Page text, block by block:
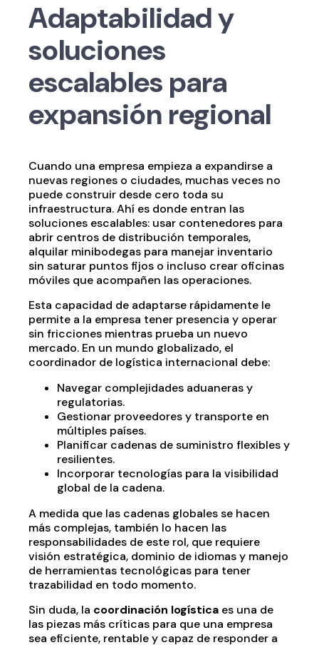
Adaptabilidad y
soluciones
escalables para
expansión regional
Cuando una empresa empieza a expandirse a
nuevas regiones o ciudades, muchas veces no
puede construir desde cero toda su
infraestructura. Ahí es donde entran las
soluciones escalables: usar contenedores para
abrir centros de distribución temporales,
alquilar minibodegas para manejar inventario
sin saturar puntos fijos o incluso crear oficinas
móviles que acompañen las operaciones.
Esta capacidad de adaptarse rápidamente le
permite a la empresa tener presencia y operar
sin fricciones mientras prueba un nuevo
mercado. En un mundo globalizado, el
coordinador de logística internacional debe:
Navegar complejidades aduaneras y
regulatorias.
Gestionar proveedores y transporte en
múltiples países.
Planificar cadenas de suministro flexibles y
resilientes.
Incorporar tecnologías para la visibilidad
global de la cadena.
A medida que las cadenas globales se hacen
más complejas, también lo hacen las
responsabilidades de este rol, que requiere
visión estratégica, dominio de idiomas y manejo
de herramientas tecnológicas para tener
trazabilidad en todo momento.
Sin duda, la coordinación logística es una de
las piezas más críticas para que una empresa
sea eficiente, rentable y capaz de responder a